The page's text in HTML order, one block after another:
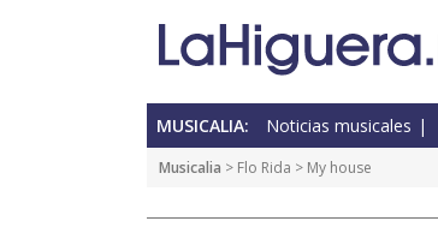
MUSICALIA: Noticias musicales
Musicalia > Flo Rida > My house